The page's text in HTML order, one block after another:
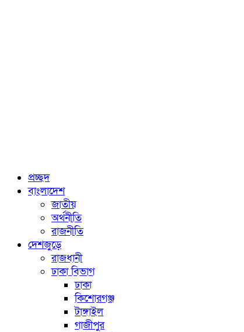
প্রচ্ছদ
বাংলাদেশ
জাতীয়
অর্থনীতি
রাজনীতি
দেশজুড়ে
রাজধানী
ঢাকা বিভাগ
ঢাকা
কিশোরগঞ্জ
টাঙ্গাইল
গাজীপুর